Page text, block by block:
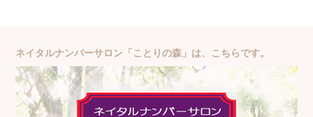
ネイタルナンバーサロン「ことりの森」は、こちらです。